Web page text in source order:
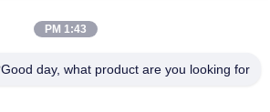
1:43 PM
Good day, what product are you looking for?